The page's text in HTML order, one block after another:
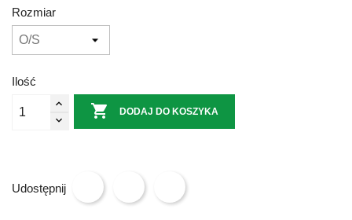
Rozmiar
Ilość
 DODAJ DO KOSZYKA
Udostępnij